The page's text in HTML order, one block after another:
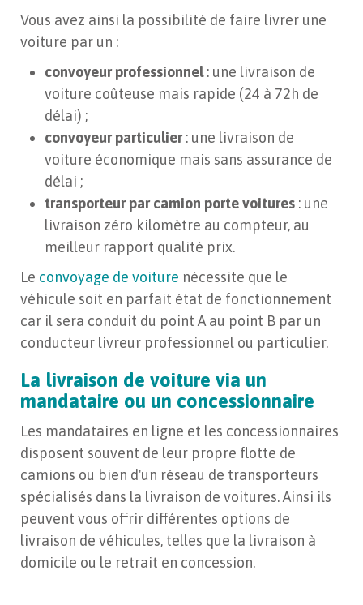
Vous avez ainsi la possibilité de faire livrer une
voiture par un :
convoyeur professionnel: une livraison de
voiture coûteuse mais rapide (24 à 72h de
délai) ;
convoyeur particulier: une livraison de
voiture économique mais sans assurance de
délai ;
transporteur par camion porte voitures : une
livraison zéro kilomètre au compteur, au
meilleur rapport qualité prix.
Le convoyage de voiture nécessite que le
véhicule soit en parfait état de fonctionnement
car il sera conduit du point A au point B par un
conducteur livreur professionnel ou particulier.
La livraison de voiture via un
mandataire ou un concessionnaire
Les mandataires en ligne et les concessionnaires
disposent souvent de leur propre flotte de
camions ou bien d'un réseau de transporteurs
spécialisés dans la livraison de voitures. Ainsi ils
peuvent vous offrir différentes options de
livraison de véhicules, telles que la livraison à
domicile ou le retrait en concession.